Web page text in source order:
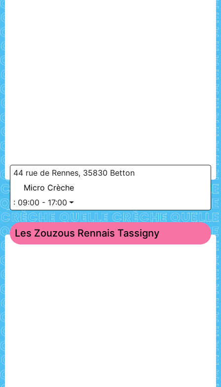
44 rue de Rennes, 35830 Betton
Micro Crèche
: 09:00 - 17:00
Les Zouzous Rennais Tassigny